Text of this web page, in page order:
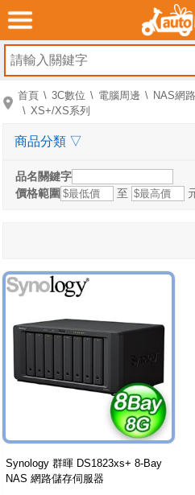
首頁 3C數位 電腦周邊 NAS網
XS+/XS系列
品名關鍵字
價格範圍
至
Synology 群暉 DS1823xs+ 8-Bay
NAS 網路儲存伺服器
商品分類 ▽